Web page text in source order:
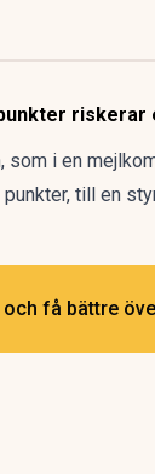
, som i en
till en
få bättre